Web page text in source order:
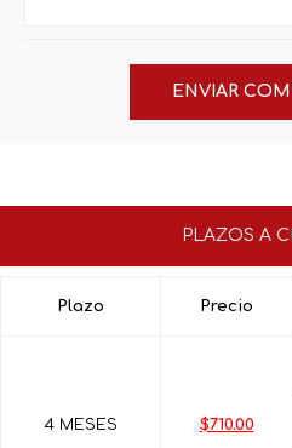
PLAZOS A
Plazo Precio
4 MESES $710.00